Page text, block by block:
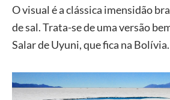
O visual é a clássica imensidão
de sal. Trata-se de uma versão
Salar de Uyuni, que fica na Bolívia.